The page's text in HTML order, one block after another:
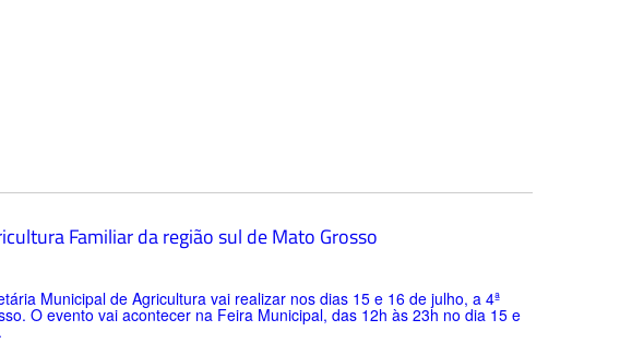
Familiar da região sul de Mato Grosso
Municipal de Agricultura vai realizar nos dias 15 e 16 de julho, a 4ª
O evento vai acontecer na Feira Municipal, das 12h às 23h no dia 15 e